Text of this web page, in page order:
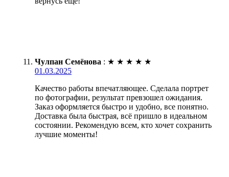
Чулпан Семёнова : ★ ★ ★ ★ ★
01.03.2025
Качество работы впечатляющее. Сделала портрет
по фотографии, результат превзошел ожидания.
Заказ оформляется быстро и удобно, все понятно.
Доставка была быстрая, всё пришло в идеальном
состоянии. Рекомендую всем, кто хочет сохранить
лучшие моменты!